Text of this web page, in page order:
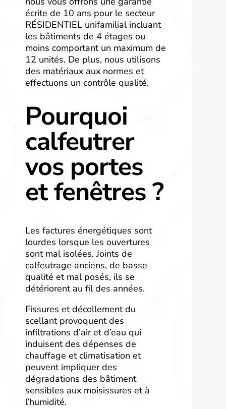
écrite de 10 ans pour le secteur
RÉSIDENTIEL unifamilial incluant
les bâtiments de 4 étages ou
moins comportant un maximum de
12 unités. De plus, nous utilisons
des matériaux aux normes et
effectuons un contrôle qualité.
Pourquoi
calfeutrer
vos portes
et fenêtres ?
Les factures énergétiques sont
lourdes lorsque les ouvertures
sont mal isolées. Joints de
calfeutrage anciens, de basse
qualité et mal posés, ils se
détériorent au fil des années.
Fissures et décollement du
scellant provoquent des
infiltrations d’air et d’eau qui
induisent des dépenses de
chauffage et climatisation et
peuvent impliquer des
dégradations des bâtiment
sensibles aux moisissures et à
l’humidité.